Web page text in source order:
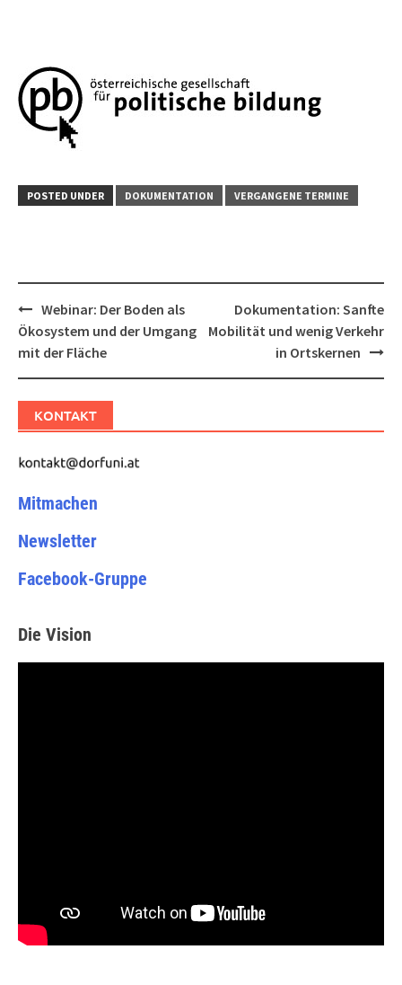
POSTED UNDER DOKUMENTATION VERGANGENE TERMINE
Post
navigation
Webinar: Der Boden als
Ökosystem und der Umgang
mit der Fläche
Dokumentation: Sanfte
Mobilität und wenig Verkehr
in Ortskernen
KONTAKT
Mitmachen
Newsletter
Facebook-Gruppe
Die Vision